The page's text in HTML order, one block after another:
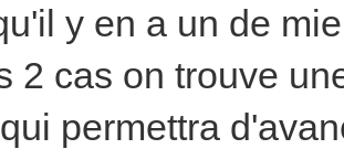
y en a un de
2 cas on trouve
permettra